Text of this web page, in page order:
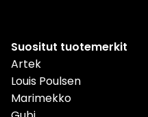
Suositut tuotemerkit
Artek
Louis Poulsen
Marimekko